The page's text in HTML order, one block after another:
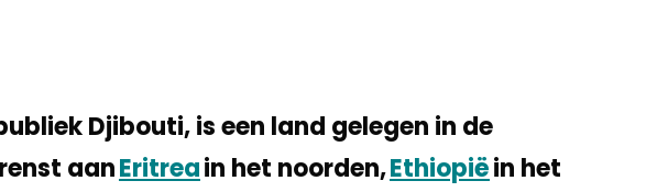
Djibouti, is een land gelegen in de
aanEritreain het noorden,Ethiopiëin het